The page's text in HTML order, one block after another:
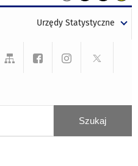
kontrastkontrast
tekst
czarnym
kontrast
tekst
czarnym
tekst
żółtym
Urzędy Statystyczne